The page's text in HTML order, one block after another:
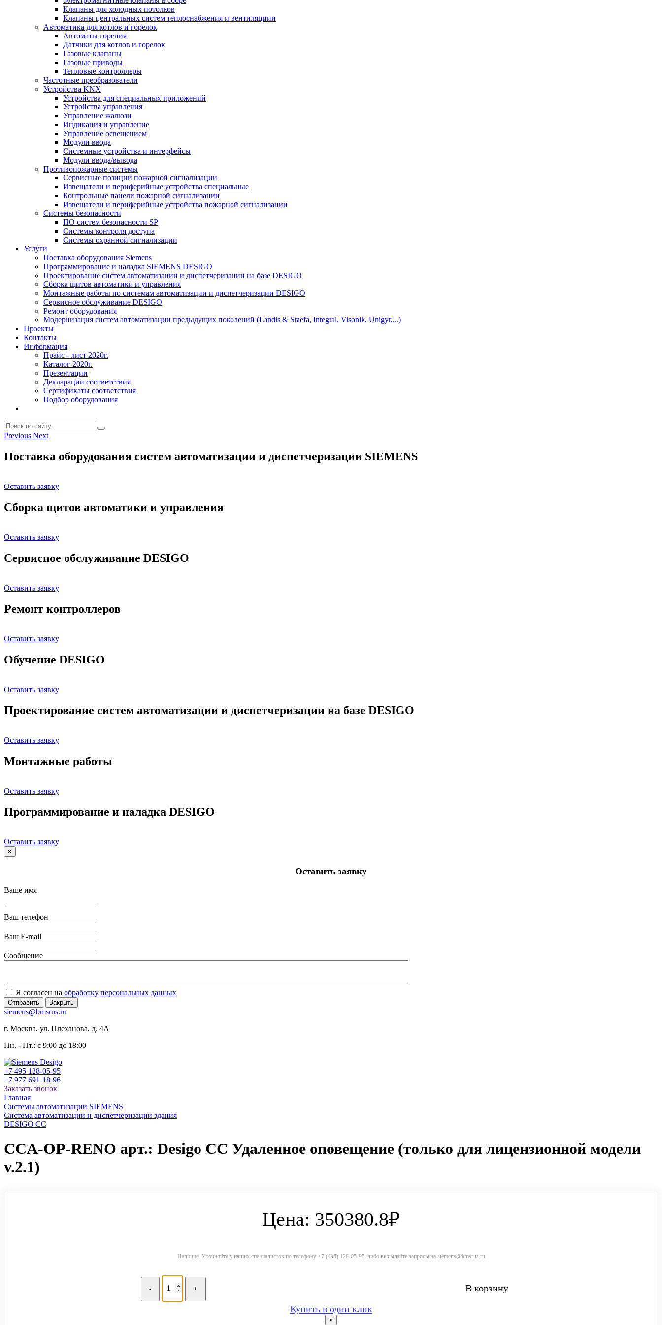
Клапаны для холодных потолков
Клапаны центральных систем теплоснабжения и вентиляциии
Автоматика для котлов и горелок
Автоматы горения
Датчики для котлов и горелок
Газовые клапаны
Газовые приводы
Тепловые контроллеры
Частотные преобразователи
Устройства KNX
Устройства для специальных приложений
Устройства управления
Управление жалюзи
Индикация и управление
Управление освещением
Модули ввода
Системные устройства и интерфейсы
Модули ввода/вывода
Противопожарные системы
Сервисные позиции пожарной сигнализации
Извещатели и периферийные устройства специальные
Контрольные панели пожарной сигнализации
Извещатели и периферийные устройства пожарной сигнализации
Системы безопасности
ПО систем безопасности SP
Системы контроля доступа
Системы охранной сигнализации
Услуги
Поставка оборудования Siemens
Программирование и наладка SIEMENS DESIGO
Проектирование систем автоматизации и диспетчеризации на базе DESIGO
Сборка щитов автоматики и управления
Монтажные работы по системам автоматизации и диспетчеризации DESIGO
Сервисное обслуживание DESIGO
Ремонт оборудования
Модернизация систем автоматизации предыдущих поколений (Landis & Staefa, Integral, Visonik, Unigyr,...)
Проекты
Контакты
Информация
Прайс - лист 2020г.
Каталог 2020г.
Презентации
Декларации соответствия
Сертификаты соответствия
Подбор оборудования
Previous Next
Поставка оборудования систем автоматизации и диспетчеризации SIEMENS
Оставить заявку
Сборка щитов автоматики и управления
Оставить заявку
Сервисное обслуживание DESIGO
Оставить заявку
Ремонт контроллеров
Оставить заявку
Обучение DESIGO
Оставить заявку
Проектирование систем автоматизации и диспетчеризации на базе DESIGO
Оставить заявку
Монтажные работы
Оставить заявку
Программирование и наладка DESIGO
Оставить заявку
×
Оставить заявку
Ваше имя
Ваш телефон
Ваш E-mail
Сообщение
Я согласен на обработку персональных данных
Отправить Закрыть
siemens@bmsrus.ru
г. Москва, ул. Плеханова, д. 4А
Пн. - Пт.: c 9:00 до 18:00
+7 495 128-05-95
+7 977 691-18-96
Заказать звонок
Главная
Системы автоматизации SIEMENS
Система автоматизации и диспетчеризации здания
DESIGO CC
CCA-OP-RENO арт.: Desigo CC Удаленное оповещение (только для лицензионной модели
v.2.1)
Цена: 350380.8₽
Наличие: Уточняйте у наших специалистов по телефону +7 (495) 128-05-95, либо высылайте запросы на siemens@bmsrus.ru
- +
В корзину
Купить в один клик
×